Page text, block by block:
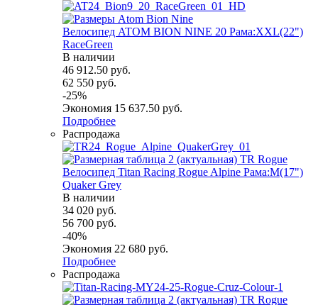
Велосипед ATOM BION NINE 20 Рама:XXL(22")
RaceGreen
В наличии
46 912.50 руб.
62 550 руб.
-25%
Экономия 15 637.50 руб.
Подробнее
Распродажа
Велосипед Titan Racing Rogue Alpine Рама:M(17")
Quaker Grey
В наличии
34 020 руб.
56 700 руб.
-40%
Экономия 22 680 руб.
Подробнее
Распродажа